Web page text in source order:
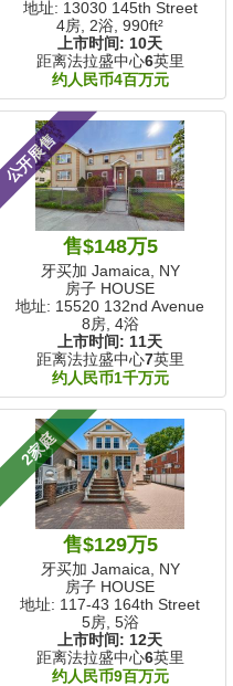
地址: 13030 145th Street
4房, 2浴, 990ft²
上市时间: 10天
距离法拉盛中心6英里
约人民币4百万元
公开展售
售$148万5
牙买加 Jamaica, NY
房子 HOUSE
地址: 15520 132nd Avenue
8房, 4浴
上市时间: 11天
距离法拉盛中心7英里
约人民币1千万元
2家庭
售$129万5
牙买加 Jamaica, NY
房子 HOUSE
地址: 117-43 164th Street
5房, 5浴
上市时间: 12天
距离法拉盛中心6英里
约人民币9百万元